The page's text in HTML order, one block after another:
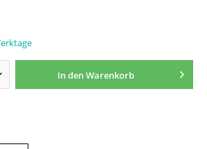
In denWarenkorb